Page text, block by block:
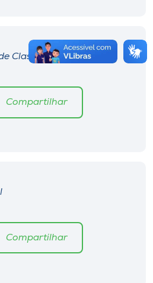
Classificados - 2ª Fase
Compartilhar
Compartilhar